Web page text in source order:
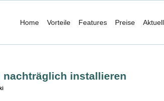
Home Vorteile Features Preise
nachträglich installieren